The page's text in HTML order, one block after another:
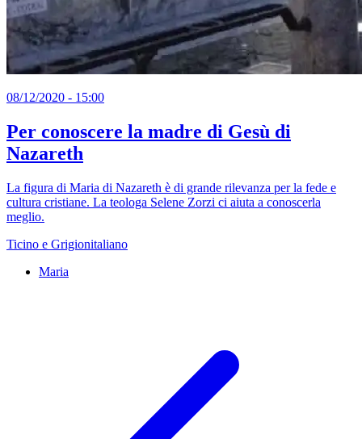
08/12/2020 - 15:00
Per conoscere la madre di Gesù di
Nazareth
La figura di Maria di Nazareth è di grande rilevanza per la fede e
cultura cristiane. La teologa Selene Zorzi ci aiuta a conoscerla
meglio.
Ticino e Grigionitaliano
Maria